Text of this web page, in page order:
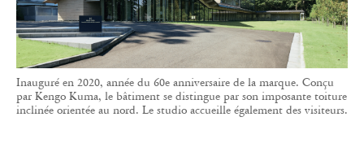
Inauguré en 2020, année du 60e anniversaire de la marque. Conçu
par Kengo Kuma, le bâtiment se distingue par son imposante toiture
inclinée orientée au nord. Le studio accueille également des visiteurs.